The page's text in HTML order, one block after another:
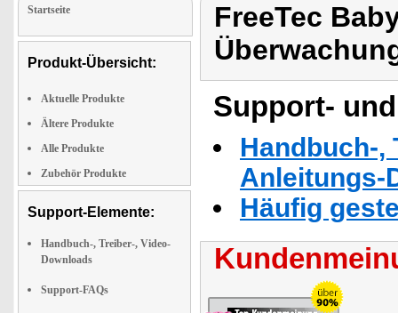
Startseite
Produkt-Übersicht:
Aktuelle Produkte
Ältere Produkte
Alle Produkte
Zubehör Produkte
Support-Elemente:
Handbuch-, Treiber-, Video-
Downloads
Support-FAQs
FreeTec
Support-
Handbuch-,
Anleitungs-
Häufig